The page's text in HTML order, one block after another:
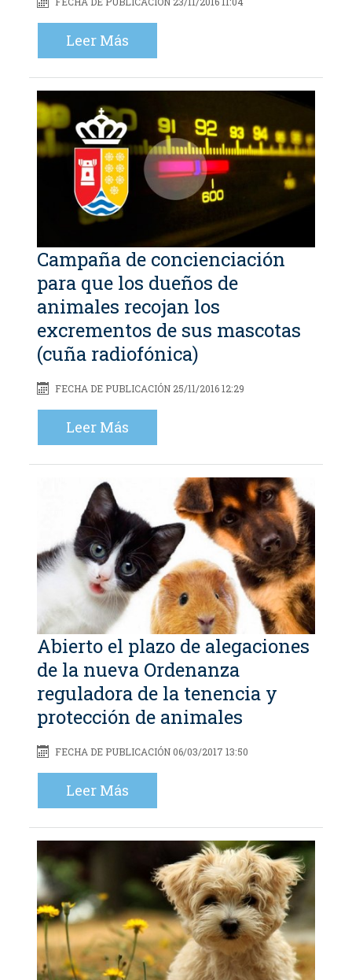
Leer Más
Campaña de concienciación
para que los dueños de
animales recojan los
excrementos de sus mascotas
(cuña radiofónica)
FECHA DE PUBLICACIÓN 25/11/2016 12:29
Leer Más
Abierto el plazo de alegaciones
de la nueva Ordenanza
reguladora de la tenencia y
protección de animales
FECHA DE PUBLICACIÓN 06/03/2017 13:50
Leer Más